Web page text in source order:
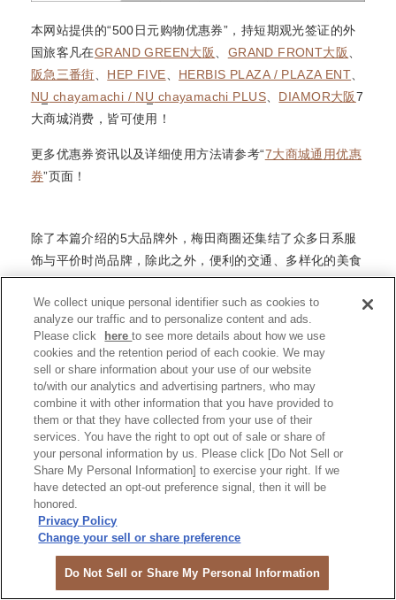
本网站提供的“500日元购物优惠券”，持短期观光签证的外
国旅客凡在GRAND GREEN大阪 GRAND FRONT大阪
阪急三番街
HEP FIVE HERBIS PLAZA / PLAZA ENT
NU chayamachi / NU chayamachi PLUS DIAMOR大阪7
大商城消费，皆可使用！
更多优惠券资讯以及详细使用方法请参考“7大商城通用优惠
券”页面！
除了本篇介绍的5大品牌外，梅田商圈还集结了众多日系服
饰与平价时尚品牌，除此之外，便利的交通、多样化的美食
餐厅，以及邻近各观光景点，更让大阪梅田商圈成为是大阪
自由行必逛的购物热区。下次关西自由行想安排一场满载而
归的购物行程，梅田商圈绝对是不容错过的首选！
◎延伸阅读
・大阪梅田时尚指南：日系女装两大穿搭风格与品牌推荐
・大阪梅田时尚攻略！5大日本女装品牌＆穿搭必备单品
・大阪梅田男装攻略——男生也能在大阪尽情买买买！
阪急三番街与HEP FIVE、GRAND FRONT大阪皆设有免税
柜台。
・阪急三番街：南馆1楼（10:30～21:30）
・HEP FIVE：地下1楼（11:00〜21:00）
部分店铺也提供单独免税手续，如需了解详情，请直接向各
We collect unique personal identifier such as cookies to
analyze our traffic and to personalize content and ads.
Please click
hereto see more details about how we use
cookies and the retention period of each cookie. We may
sell or share information about your use of our website
to/with our analytics and advertising partners, who may
combine it with other information that you have provided to
them or that they have collected from your use of their
services. You have the right to opt out of sale or share of
your personal information by us. Please click [Do Not Sell or
Share My Personal Information] to exercise your right. If we
have detected an opt-out preference signal, then it will be
honored.
Privacy Policy
Change your sell or share preference
Do Not Sell or Share My Personal Information